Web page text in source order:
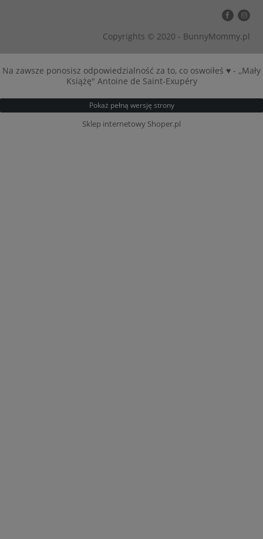
Copyrights © 2020 - BunnyMommy.pl
Na zawsze ponosisz odpowiedzialność za to, co oswoiłeś ♥ - ,,Mały
Książę" Antoine de Saint-Exupéry
Pokaż pełną wersję strony
Sklep internetowy Shoper.pl